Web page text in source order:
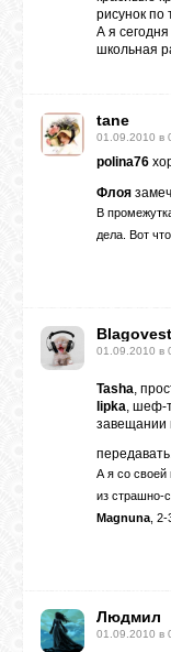
рисунок по
А я
школьная
tane
01.09.2010 в
polina76
Флоя
В
дела. Вот
Blagovest
01.09.2010 в
Tasha,
lipka, шеф-
завещании
А я со своей
из страшно-
Magnuna ,
Людмил
01.09.2010 в